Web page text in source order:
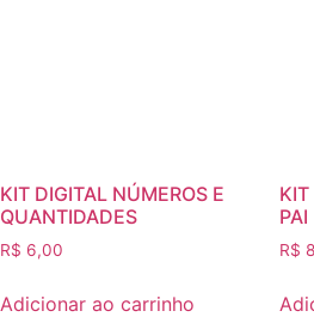
KIT DIGITAL NÚMEROS E
QUANTIDADES
R$ 6,00
Adicionar ao carrinho
KIT
PAI
R$